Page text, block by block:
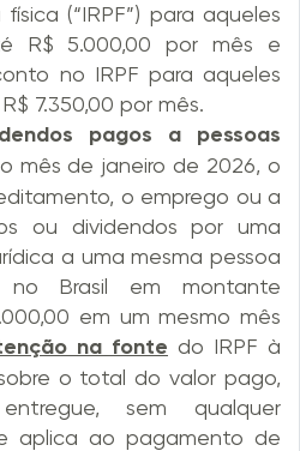
(“IRPF”) para aqueles
R$ 5.000,00 por mês e
no IRPF para aqueles
7.350,00 por mês.
pagos a pessoas
mês de janeiro de 2026, o
o emprego ou a
ou dividendos por uma
a uma mesma pessoa
no Brasil em montante
em um mesmo mês
na fonte do IRPF à
o total do valor pago,
sem qualquer
aplica ao pagamento de